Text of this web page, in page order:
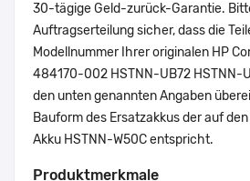
30-tägige Geld-zurück-Garantie.
Auftragserteilung sicher, dass die
Modellnummer Ihrer originalen HP
484170-002 HSTNN-UB72 HSTNN-
den unten genannten Angaben
Bauform des Ersatzakkus der auf
Akku HSTNN-W50C entspricht.
Produktmerkmale